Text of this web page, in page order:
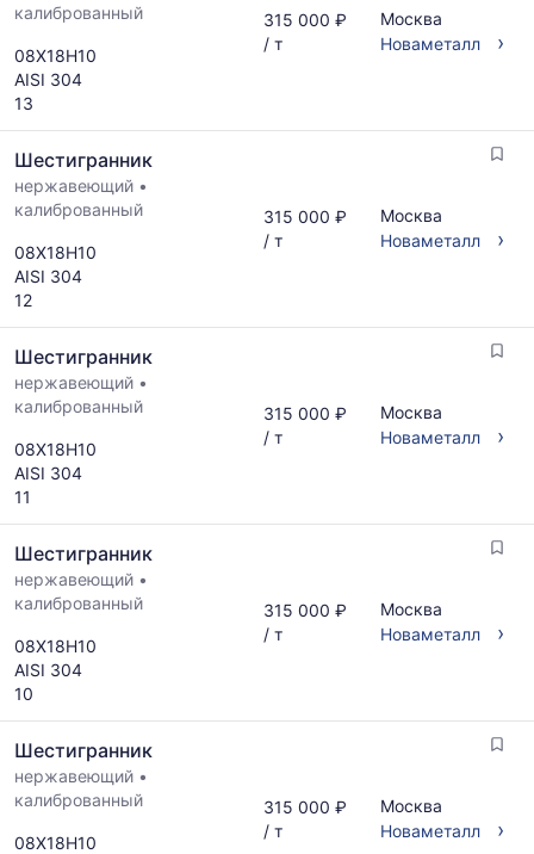
калиброванный
08Х18Н10
AISI 304
13
315 000 ₽
/ т
Москва
Новаметалл
›
Шестигранник
нержавеющий •
калиброванный
08Х18Н10
AISI 304
12
315 000 ₽
/ т
Москва
Новаметалл
›
Шестигранник
нержавеющий •
калиброванный
08Х18Н10
AISI 304
11
315 000 ₽
/ т
Москва
Новаметалл
›
Шестигранник
нержавеющий •
калиброванный
08Х18Н10
AISI 304
10
315 000 ₽
/ т
Москва
Новаметалл
›
Шестигранник
нержавеющий •
калиброванный
08Х18Н10
315 000 ₽
/ т
Москва
Новаметалл
›